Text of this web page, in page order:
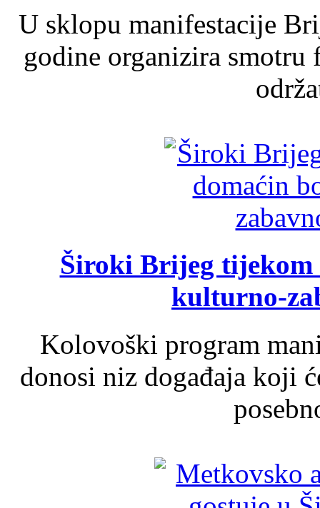
U sklopu manifestacije
godine organizira
Široki Brijeg tijekom
kulturno-
Kolovoški program
donosi niz događaja koji